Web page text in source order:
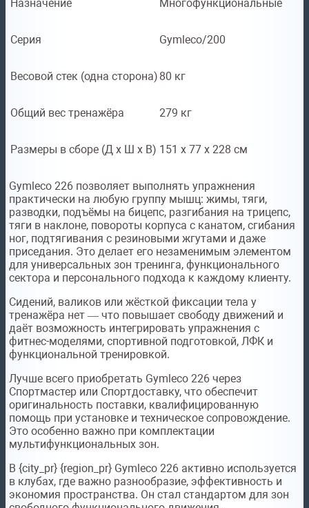
Назначение Многофункциональные
Серия Gymleco/200
Весовой стек (одна сторона) 80 кг
Общий вес тренажёра 279 кг
Размеры в сборе (Д x Ш x В) 151 х 77 х 228 см
Gymleco 226 позволяет выполнять упражнения
практически на любую группу мышц: жимы, тяги,
разводки, подъёмы на бицепс, разгибания на трицепс,
тяги в наклоне, повороты корпуса с канатом, сгибания
ног, подтягивания с резиновыми жгутами и даже
приседания. Это делает его незаменимым элементом
для универсальных зон тренинга, функционального
сектора и персонального подхода к каждому клиенту.
Сидений, валиков или жёсткой фиксации тела у
тренажёра нет — что повышает свободу движений и
даёт возможность интегрировать упражнения с
фитнес-моделями, спортивной подготовкой, ЛФК и
функциональной тренировкой.
Лучше всего приобретать Gymleco 226 через
Спортмастер или Спортдоставку, что обеспечит
оригинальность поставки, квалифицированную
помощь при установке и техническое сопровождение.
Это особенно важно при комплектации
мультифункциональных зон.
В {city_pr} {region_pr} Gymleco 226 активно используется
в клубах, где важно разнообразие, эффективность и
экономия пространства. Он стал стандартом для зон